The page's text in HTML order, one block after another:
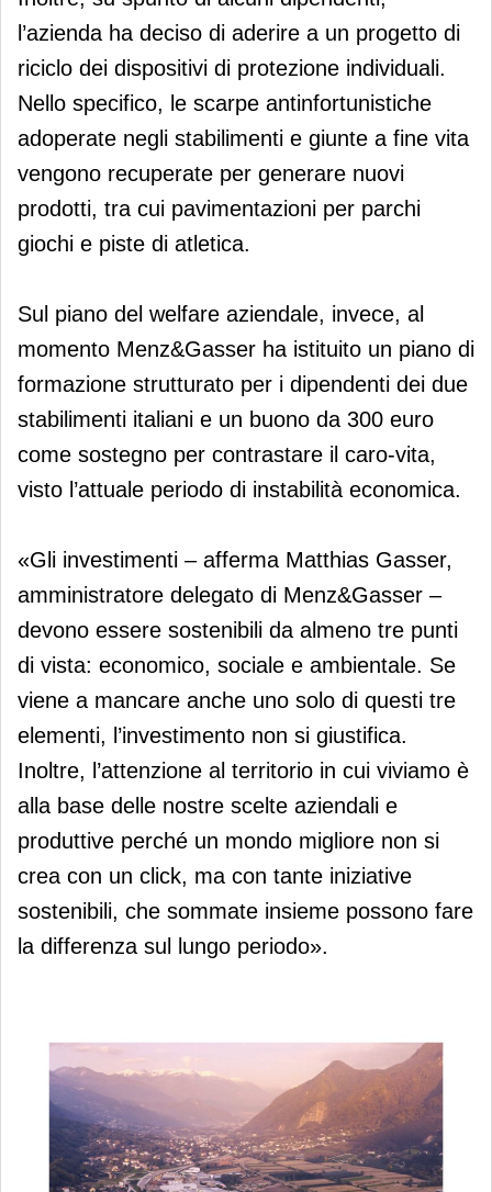
l’azienda ha deciso di aderire a un progetto di
riciclo dei dispositivi di protezione individuali.
Nello specifico, le scarpe antinfortunistiche
adoperate negli stabilimenti e giunte a fine vita
vengono recuperate per generare nuovi
prodotti, tra cui pavimentazioni per parchi
giochi e piste di atletica.
Sul piano del welfare aziendale, invece, al
momento Menz&Gasser ha istituito un piano di
formazione strutturato per i dipendenti dei due
stabilimenti italiani e un buono da 300 euro
come sostegno per contrastare il caro-vita,
visto l’attuale periodo di instabilità economica.
«Gli investimenti – afferma Matthias Gasser,
amministratore delegato di Menz&Gasser –
devono essere sostenibili da almeno tre punti
di vista: economico, sociale e ambientale. Se
viene a mancare anche uno solo di questi tre
elementi, l’investimento non si giustifica.
Inoltre, l’attenzione al territorio in cui viviamo è
alla base delle nostre scelte aziendali e
produttive perché un mondo migliore non si
crea con un click, ma con tante iniziative
sostenibili, che sommate insieme possono fare
la differenza sul lungo periodo».